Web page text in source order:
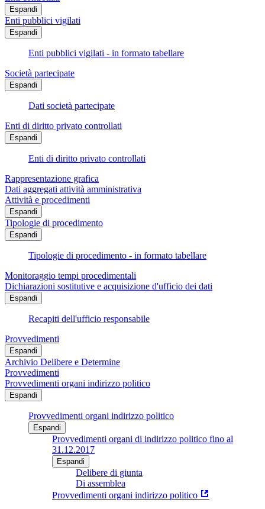
Espandi
Enti pubblici vigilati
Espandi
Enti pubblici vigilati - in formato tabellare
Società partecipate
Espandi
Dati società partecipate
Enti di diritto privato controllati
Espandi
Enti di diritto privato controllati
Rappresentazione grafica
Dati aggregati attività amministrativa
Attività e procedimenti
Espandi
Tipologie di procedimento
Espandi
Tipologie di procedimento - in formato tabellare
Monitoraggio tempi procedimentali
Dichiarazioni sostitutive e acquisizione d'ufficio dei dati
Espandi
Recapiti dell'ufficio responsabile
Provvedimenti
Espandi
Archivio Delibere e Determine
Provvedimenti
Provvedimenti organi indirizzo politico
Espandi
Provvedimenti organi indirizzo politico
Espandi
Provvedimenti organi di indirizzo politico fino al
31.12.2017
Espandi
Delibere di giunta
Di assemblea
Provvedimenti organi indirizzo politico